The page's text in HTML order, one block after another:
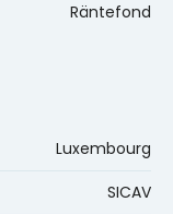
Räntefond
Luxembourg
SICAV